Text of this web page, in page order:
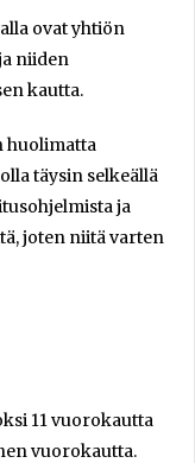
ovat yhtiön
niiden
kautta.
huolimatta
täysin selkeällä
ja
joten niitä varten
11 vuorokautta
vuorokautta.